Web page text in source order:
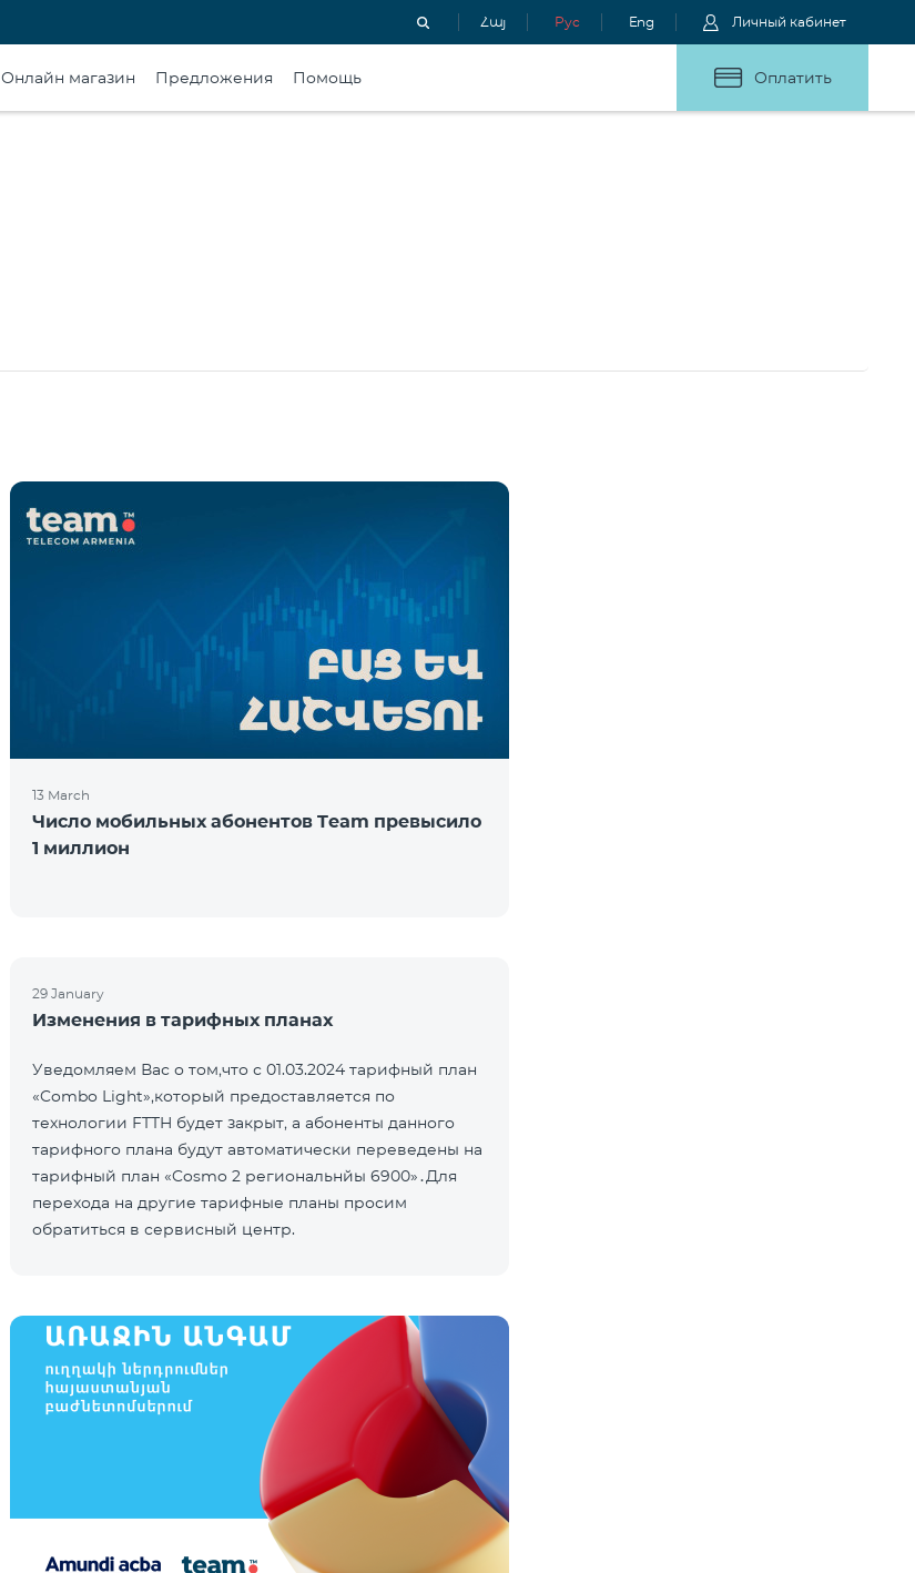
Հայ Рус Eng Личный кабинет
Онлайн магазин Предложения Помощь Оплатить
13 March
Число мобильных абонентов Team превысило
1 миллион
29 January
Изменения в тарифных планах
Уведомляем Вас о том,что с 01.03.2024 тарифный план
«Combo Light»,который предоставляется по
технологии FTTH будет закрыт, а абоненты данного
тарифного плана будут автоматически переведены на
тарифный план «Cosmo 2 региональнйы 6900»․Для
перехода на другие тарифные планы просим
обратиться в сервисный центр.